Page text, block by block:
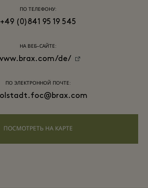
ПО ТЕЛЕФОНУ:
+49 (0)841 95 19 545
НА ВЕБ-САЙТЕ:
de/
ПО ЭЛЕКТРОННОЙ ПОЧТЕ:
ПОСМОТРЕТЬ НА КАРТЕ